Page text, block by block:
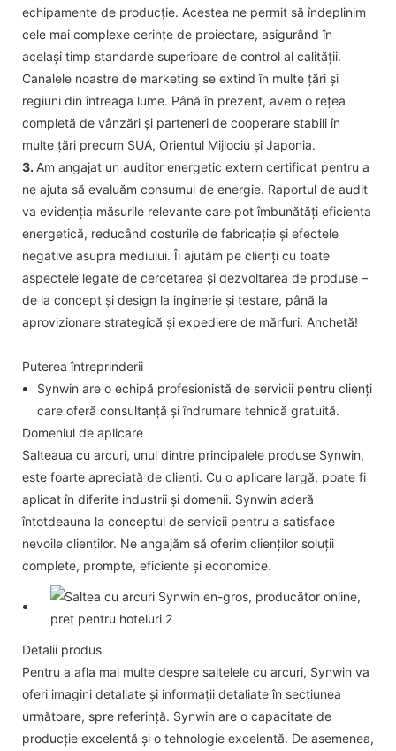
echipamente de producție. Acestea ne permit să îndeplinim
cele mai complexe cerințe de proiectare, asigurând în
același timp standarde superioare de control al calității.
Canalele noastre de marketing se extind în multe țări și
regiuni din întreaga lume. Până în prezent, avem o rețea
completă de vânzări și parteneri de cooperare stabili în
multe țări precum SUA, Orientul Mijlociu și Japonia.
3. Am angajat un auditor energetic extern certificat pentru a
ne ajuta să evaluăm consumul de energie. Raportul de audit
va evidenția măsurile relevante care pot îmbunătăți eficiența
energetică, reducând costurile de fabricație și efectele
negative asupra mediului. Îi ajutăm pe clienți cu toate
aspectele legate de cercetarea și dezvoltarea de produse –
de la concept și design la inginerie și testare, până la
aprovizionare strategică și expediere de mărfuri. Anchetă!
Puterea întreprinderii
Synwin are o echipă profesionistă de servicii pentru clienți
care oferă consultanță și îndrumare tehnică gratuită.
Domeniul de aplicare
Salteaua cu arcuri, unul dintre principalele produse Synwin,
este foarte apreciată de clienți. Cu o aplicare largă, poate fi
aplicat în diferite industrii și domenii. Synwin aderă
întotdeauna la conceptul de servicii pentru a satisface
nevoile clienților. Ne angajăm să oferim clienților soluții
complete, prompte, eficiente și economice.
Detalii produs
Pentru a afla mai multe despre saltelele cu arcuri, Synwin va
oferi imagini detaliate și informații detaliate în secțiunea
următoare, spre referință. Synwin are o capacitate de
producție excelentă și o tehnologie excelentă. De asemenea,